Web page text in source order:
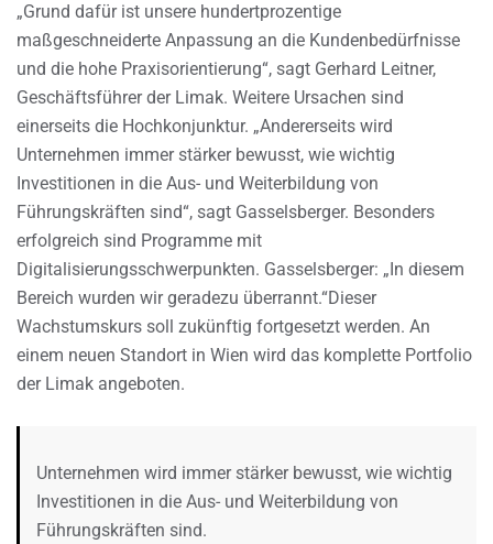
„Grund dafür ist unsere hundertprozentige
maßgeschneiderte Anpassung an die Kundenbedürfnisse
und die hohe Praxisorientierung“, sagt Gerhard Leitner,
Geschäftsführer der Limak. Weitere Ursachen sind
einerseits die Hochkonjunktur. „Andererseits wird
Unternehmen immer stärker bewusst, wie wichtig
Investitionen in die Aus- und Weiterbildung von
Führungskräften sind“, sagt Gasselsberger. Besonders
erfolgreich sind Programme mit
Digitalisierungsschwerpunkten. Gasselsberger: „In diesem
Bereich wurden wir geradezu überrannt.“Dieser
Wachstumskurs soll zukünftig fortgesetzt werden. An
einem neuen Standort in Wien wird das komplette Portfolio
der Limak angeboten.
Unternehmen wird immer stärker bewusst, wie wichtig
Investitionen in die Aus- und Weiterbildung von
Führungskräften sind.